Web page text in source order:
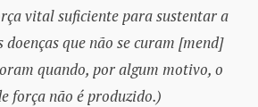
vital suficiente para sustentar a
que não se curam [mend]
quando, por algum motivo, o
força não é produzido.)